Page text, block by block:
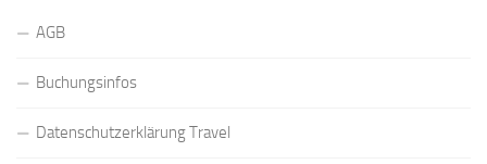
AGB
Buchungsinfos
Datenschutzerklärung Travel